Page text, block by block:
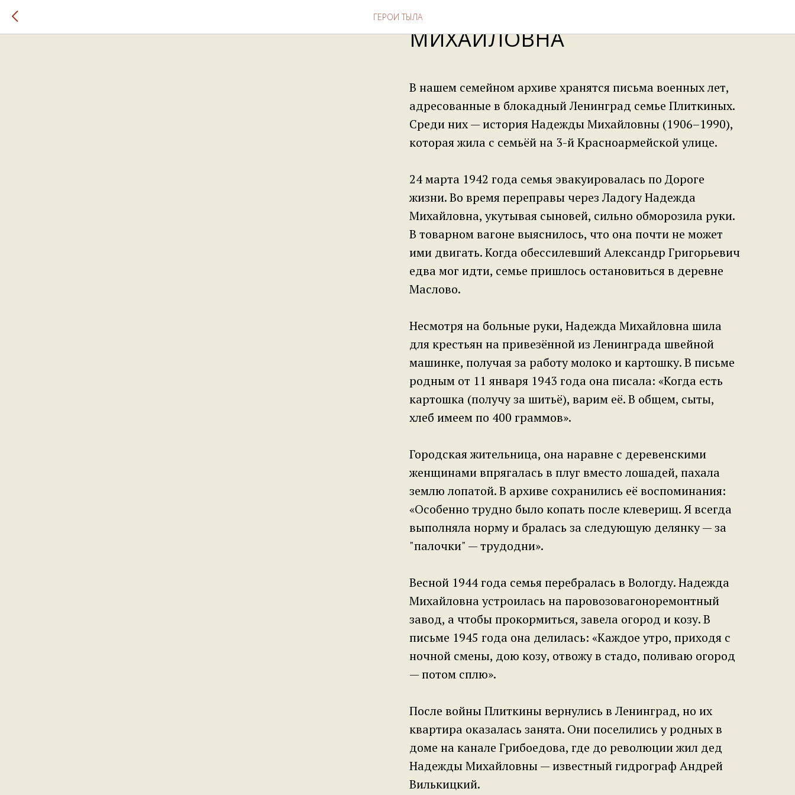
ГЕРОИ ТЫЛАПЛИТКИНА НАДЕЖДА
МИХАЙЛОВНА
В нашем семейном архиве хранятся письма военных лет,
адресованные в блокадный Ленинград семье Плиткиных.
Среди них — история Надежды Михайловны (1906–1990),
которая жила с семьёй на 3-й Красноармейской улице.
24 марта 1942 года семья эвакуировалась по Дороге
жизни. Во время переправы через Ладогу Надежда
Михайловна, укутывая сыновей, сильно обморозила руки.
В товарном вагоне выяснилось, что она почти не может
ими двигать. Когда обессилевший Александр Григорьевич
едва мог идти, семье пришлось остановиться в деревне
Маслово.
Несмотря на больные руки, Надежда Михайловна шила
для крестьян на привезённой из Ленинграда швейной
машинке, получая за работу молоко и картошку. В письме
родным от 11 января 1943 года она писала: «Когда есть
картошка (получу за шитьё), варим её. В общем, сыты,
хлеб имеем по 400 граммов».
Городская жительница, она наравне с деревенскими
женщинами впрягалась в плуг вместо лошадей, пахала
землю лопатой. В архиве сохранились её воспоминания:
«Особенно трудно было копать после клеверищ. Я всегда
выполняла норму и бралась за следующую делянку — за
"палочки" — трудодни».
Весной 1944 года семья перебралась в Вологду. Надежда
Михайловна устроилась на паровозовагоноремонтный
завод, а чтобы прокормиться, завела огород и козу. В
письме 1945 года она делилась: «Каждое утро, приходя с
ночной смены, дою козу, отвожу в стадо, поливаю огород
— потом сплю».
После войны Плиткины вернулись в Ленинград, но их
квартира оказалась занята. Они поселились у родных в
доме на канале Грибоедова, где до революции жил дед
Надежды Михайловны — известный гидрограф Андрей
Вилькицкий.